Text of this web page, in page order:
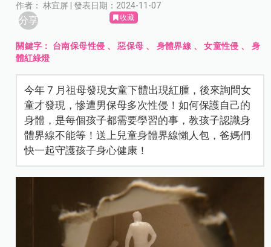
作者： 林宜屏 | 發表日期：2024-11-07
分享 收藏
關鍵字： 台南保母性侵 、惡保母 、 身體界線 、女童性侵 、 身
體紅綠燈
今年 7 月祖母發現女童下體出現紅腫，後來詢問女
童才發現，慘遭男保母多次性侵！如何保護自己的
身體，是每個孩子都需要學習的事，教孩子認識身
體界線不能等！送上兒童身體界線懶人包，爸媽們
快一起守護孩子身心健康！